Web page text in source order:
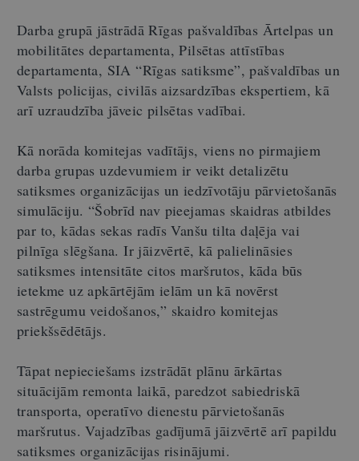
Darba grupā jāstrādā Rīgas pašvaldības Ārtelpas un
mobilitātes departamenta, Pilsētas attīstības
departamenta, SIA “Rīgas satiksme”, pašvaldības un
Valsts policijas, civilās aizsardzības ekspertiem, kā
arī uzraudzība jāveic pilsētas vadībai.
Kā norāda komitejas vadītājs, viens no pirmajiem
darba grupas uzdevumiem ir veikt detalizētu
satiksmes organizācijas un iedzīvotāju pārvietošanās
simulāciju. “Šobrīd nav pieejamas skaidras atbildes
par to, kādas sekas radīs Vanšu tilta daļēja vai
pilnīga slēgšana. Ir jāizvērtē, kā palielināsies
satiksmes intensitāte citos maršrutos, kāda būs
ietekme uz apkārtējām ielām un kā novērst
sastrēgumu veidošanos,” skaidro komitejas
priekšsēdētājs.
Tāpat nepieciešams izstrādāt plānu ārkārtas
situācijām remonta laikā, paredzot sabiedriskā
transporta, operatīvo dienestu pārvietošanās
maršrutus. Vajadzības gadījumā jāizvērtē arī papildu
satiksmes organizācijas risinājumi.